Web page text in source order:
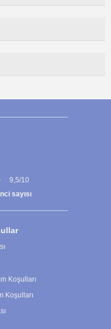
9,5/10
sayısı
Koşulları
Koşulları